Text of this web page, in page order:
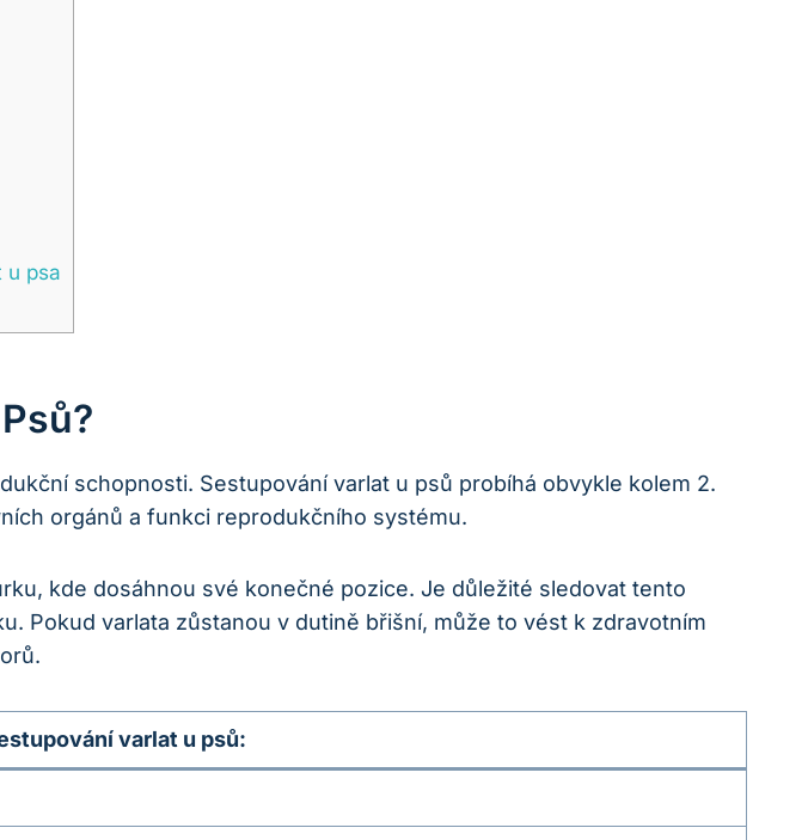
u psa
schopnosti. Sestupování varlat u psů probíhá obvykle kolem 2.
orgánů a funkci reprodukčního systému.
kde dosáhnou své konečné pozice. Je důležité sledovat tento
Pokud varlata zůstanou v dutině břišní, může to vést k zdravotním
varlat u psů: